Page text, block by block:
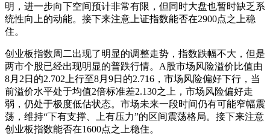
明，进一步向下空间预计非常有限，但同时大盘也暂时缺乏系
统性向上的动能。接下来注意上证指数能否在2900点之上稳
住。
创业板指数周二出现了明显的调整走势，指数跌幅不大，但是
两市个股已经出现明显的普跌行情。A股市场风险溢价比值由
8月2日的2.702上行至8月9日的2.716，市场风险偏好下行，当
前溢价水平处于均值2倍标准差2.130之上，市场风险偏好走
弱，仍处于极度低估状态。市场未来一段时间仍有可能窄幅震
荡，维持“下有支撑、上有压力”的区间震荡格局。接下来注意
创业板指数能否在1600点之上稳住。